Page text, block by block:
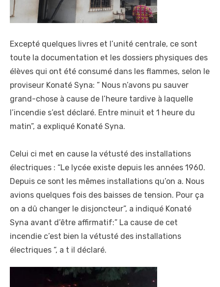
Excepté quelques livres et l’unité centrale, ce sont
toute la documentation et les dossiers physiques des
élèves qui ont été consumé dans les flammes, selon le
proviseur Konaté Syna: ” Nous n’avons pu sauver
grand-chose à cause de l’heure tardive à laquelle
l’incendie s’est déclaré. Entre minuit et 1 heure du
matin”, a expliqué Konaté Syna.
Celui ci met en cause la vétusté des installations
électriques : “Le lycée existe depuis les années 1960.
Depuis ce sont les mêmes installations qu’on a. Nous
avions quelques fois des baisses de tension. Pour ça
on a dû changer le disjoncteur”, a indiqué Konaté
Syna avant d’être affirmatif:” La cause de cet
incendie c’est bien la vétusté des installations
électriques “, a t il déclaré.